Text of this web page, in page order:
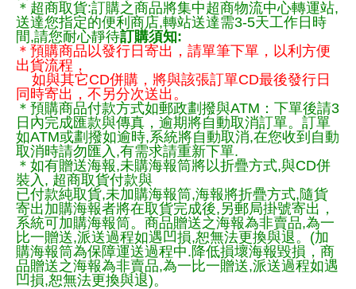
＊超商取貨:訂購之商品將集中超商物流中心轉運站,
送達您指定的便利商店,轉站送達需3-5天工作日時
間,請您耐心靜待訂購須知:
＊預購商品以發行日寄出，請單筆下單，以利方便
出貨流程，
如與其它CD併購，將與該張訂單CD最後發行日
同時寄出，不另分次送出。
＊預購商品付款方式如郵政劃撥與ATM：下單後請3
日內完成匯款與傳真，逾期將自動取消訂單。訂單
如ATM或劃撥如逾時,系統將自動取消,在您收到自動
取消時請勿匯入,有需求請重新下單.
＊如有贈送海報,未購海報筒將以折疊方式,與CD併
裝入, 超商取貨付款與
已付款純取貨,未加購海報筒,海報將折疊方式,隨貨
寄出加購海報者將在取貨完成後,另郵局掛號寄出，
系統可加購海報筒。商品贈送之海報為非賣品,為一
比一贈送,派送過程如遇凹損,恕無法更換與退。(加
購海報筒為保障運送過程中.降低損壞海報毀損，商
品贈送之海報為非賣品,為一比一贈送,派送過程如遇
凹損,恕無法更換與退)。